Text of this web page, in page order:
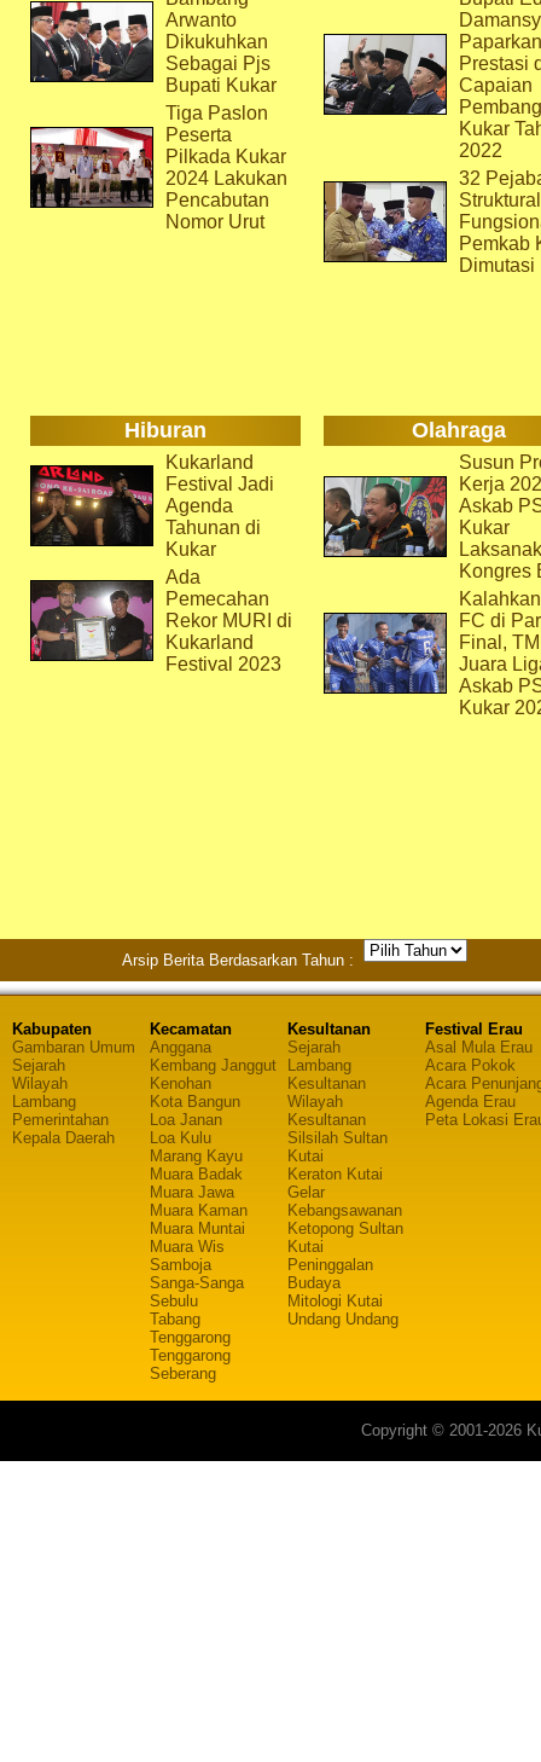
Arwanto
Dikukuhkan
Sebagai Pjs
Bupati Kukar
Tiga Paslon
Peserta
Pilkada Kukar
2024 Lakukan
Pencabutan
Nomor Urut
Paparkan
Prestasi
Capaian
Kukar
2022
32
Pemkab
Dimutasi
Hiburan Olahraga
Kukarland
Festival Jadi
Agenda
Tahunan di
Kukar
Ada
Pemecahan
Rekor MURI di
Kukarland
Festival 2023
Susun
Kerja
Askab
Kukar
Kongres
FC di
Final,
Juara
Askab
Kukar
Arsip Berita Berdasarkan Tahun :
Kabupaten
Gambaran Umum
Sejarah
Wilayah
Lambang
Pemerintahan
Kepala Daerah
Kecamatan
Anggana
Kembang Janggut
Kenohan
Kota Bangun
Loa Janan
Loa Kulu
Marang Kayu
Muara Badak
Muara Jawa
Muara Kaman
Muara Muntai
Muara Wis
Samboja
Sanga-Sanga
Sebulu
Tabang
Tenggarong
Tenggarong
Seberang
Kesultanan
Sejarah
Lambang
Kesultanan
Wilayah
Kesultanan
Silsilah Sultan
Kutai
Keraton Kutai
Gelar
Kebangsawanan
Ketopong Sultan
Kutai
Peninggalan
Budaya
Mitologi Kutai
Undang Undang
Festival Erau
Asal Mula Erau
Acara Pokok
Acara
Agenda Erau
Peta Lokasi
Copyright © 2001-2026